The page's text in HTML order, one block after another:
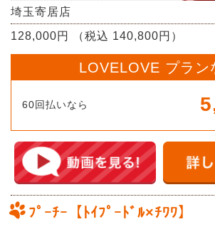
埼玉寄居店
128,000円 （税込 140,800円）
LOVELOVE プラン
60回払いなら
ﾌﾟｰﾁｰ【ﾄｲﾌﾟｰﾄﾞﾙ×ﾁﾜﾜ】